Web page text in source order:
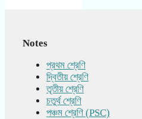
Notes
প্রথম শ্রেণি
দ্বিতীয় শ্রেণি
তৃতীয় শ্রেণি
চতুর্থ শ্রেণি
পঞ্চম শ্রেণি (PSC)